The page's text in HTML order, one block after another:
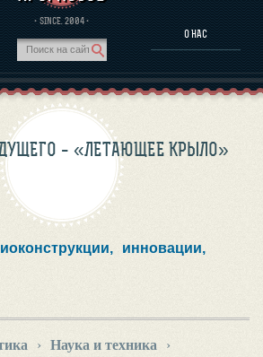
· SINCE. 2004 ·
О НАС
О ПРОГРАММЕ
ПРОГНОЗЫ И АНАЛИТИКА
– «ЛЕТАЮЩЕЕ КРЫЛО»
инновации,
› Наука и техника
›